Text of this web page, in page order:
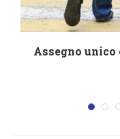
Assegno unico